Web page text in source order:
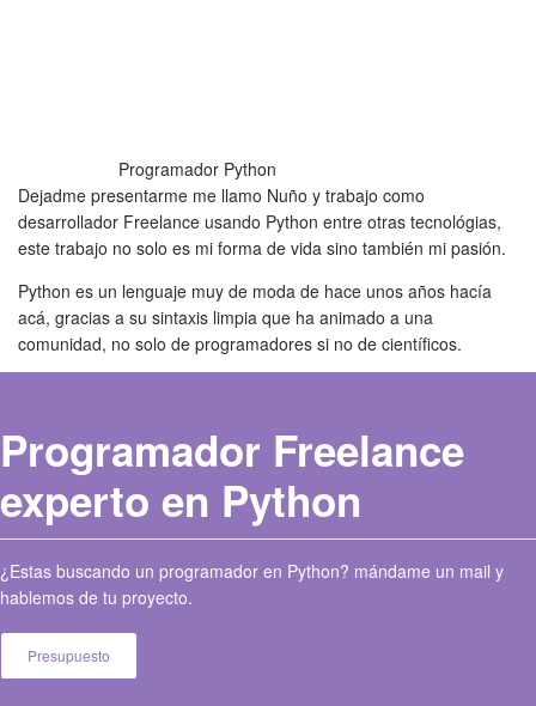
Programador Python
Dejadme presentarme me llamo Nuño y trabajo como
desarrollador Freelance usando Python entre otras tecnológias,
este trabajo no solo es mi forma de vida sino también mi pasión.
Python es un lenguaje muy de moda de hace unos años hacía
acá, gracias a su sintaxis limpia que ha animado a una
comunidad, no solo de programadores si no de científicos.
Programador Freelance
experto en Python
¿Estas buscando un programador en Python? mándame un mail y
hablemos de tu proyecto.
Presupuesto